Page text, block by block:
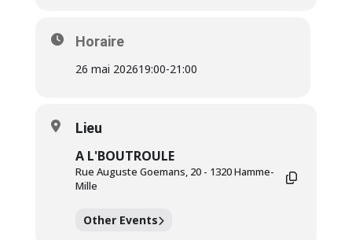
Horaire
26 mai 202619:00-21:00
Lieu
A L'BOUTROULE
Rue Auguste Goemans, 20 - 1320 Hamme-
Mille
Other Events